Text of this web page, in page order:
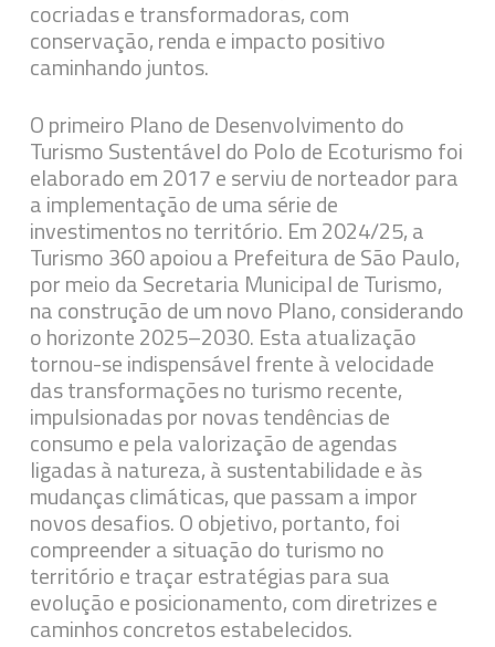
cocriadas e transformadoras, com
conservação, renda e impacto positivo
caminhando juntos.
O primeiro Plano de Desenvolvimento do
Turismo Sustentável do Polo de Ecoturismo foi
elaborado em 2017 e serviu de norteador para
a implementação de uma série de
investimentos no território. Em 2024/25, a
Turismo 360 apoiou a Prefeitura de São Paulo,
por meio da Secretaria Municipal de Turismo,
na construção de um novo Plano, considerando
o horizonte 2025–2030. Esta atualização
tornou-se indispensável frente à velocidade
das transformações no turismo recente,
impulsionadas por novas tendências de
consumo e pela valorização de agendas
ligadas à natureza, à sustentabilidade e às
mudanças climáticas, que passam a impor
novos desafios. O objetivo, portanto, foi
compreender a situação do turismo no
território e traçar estratégias para sua
evolução e posicionamento, com diretrizes e
caminhos concretos estabelecidos.